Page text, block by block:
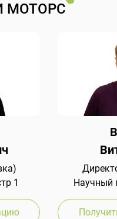
МОТОРС
1
Научный